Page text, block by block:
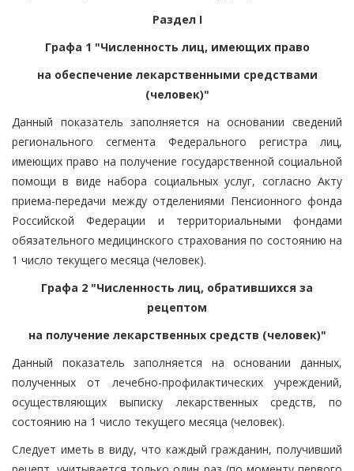
Раздел I
Графа 1 "Численность лиц, имеющих право
на обеспечение лекарственными средствами
(человек)"
Данный показатель заполняется на основании сведений
регионального сегмента Федерального регистра лиц,
имеющих право на получение государственной социальной
помощи в виде набора социальных услуг, согласно Акту
приема-передачи между отделениями Пенсионного фонда
Российской Федерации и территориальными фондами
обязательного медицинского страхования по состоянию на
1 число текущего месяца (человек).
Графа 2 "Численность лиц, обратившихся за
рецептом
на получение лекарственных средств (человек)"
Данный показатель заполняется на основании данных,
полученных от лечебно-профилактических учреждений,
осуществляющих выписку лекарственных средств, по
состоянию на 1 число текущего месяца (человек).
Следует иметь в виду, что каждый гражданин, получивший